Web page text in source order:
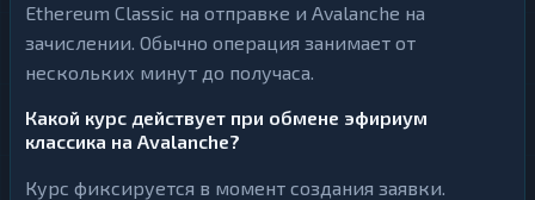
Ethereum Classic на отправке и Avalanche на
зачислении. Обычно операция занимает от
нескольких минут до получаса.
Какой курс действует при обмене эфириум
классика на Avalanche?
Курс фиксируется в момент создания заявки.